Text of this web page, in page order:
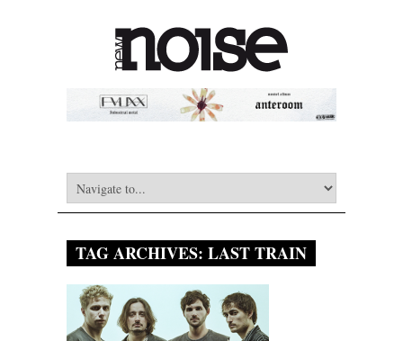
TAG ARCHIVES: LAST TRAIN